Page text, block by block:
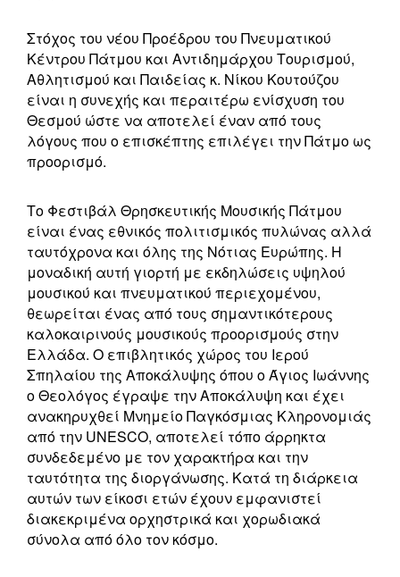
Στόχος του νέου Προέδρου του Πνευματικού
Κέντρου Πάτμου και Αντιδημάρχου Τουρισμού,
Αθλητισμού και Παιδείας κ. Νίκου Κουτούζου
είναι η συνεχής και περαιτέρω ενίσχυση του
Θεσμού ώστε να αποτελεί έναν από τους
λόγους που ο επισκέπτης επιλέγει την Πάτμο ως
προορισμό.
Το Φεστιβάλ Θρησκευτικής Μουσικής Πάτμου
είναι ένας εθνικός πολιτισμικός πυλώνας αλλά
ταυτόχρονα και όλης της Νότιας Ευρώπης. Η
μοναδική αυτή γιορτή με εκδηλώσεις υψηλού
μουσικού και πνευματικού περιεχομένου,
θεωρείται ένας από τους σημαντικότερους
καλοκαιρινούς μουσικούς προορισμούς στην
Ελλάδα. Ο επιβλητικός χώρος του Ιερού
Σπηλαίου της Αποκάλυψης όπου ο Άγιος Ιωάννης
ο Θεολόγος έγραψε την Αποκάλυψη και έχει
ανακηρυχθεί Μνημείο Παγκόσμιας Κληρονομιάς
από την UNESCO, αποτελεί τόπο άρρηκτα
συνδεδεμένο με τον χαρακτήρα και την
ταυτότητα της διοργάνωσης. Κατά τη διάρκεια
αυτών των είκοσι ετών έχουν εμφανιστεί
διακεκριμένα ορχηστρικά και χορωδιακά
σύνολα από όλο τον κόσμο.